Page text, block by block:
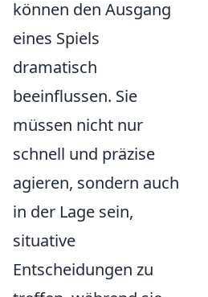
können den Ausgang
eines Spiels
dramatisch
beeinflussen. Sie
müssen nicht nur
schnell und präzise
agieren, sondern auch
in der Lage sein,
situative
Entscheidungen zu